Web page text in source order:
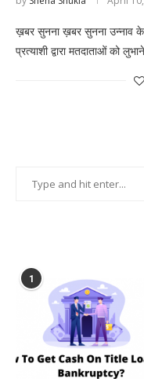
ख़बर सुनना ख़बर सुनना उन्नाव
प्रत्याशी द्वारा मतदाताओं को
1